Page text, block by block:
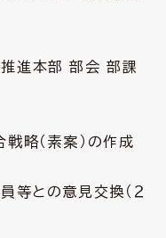
部 部会 部課
（素案）の作成
意見交換（２